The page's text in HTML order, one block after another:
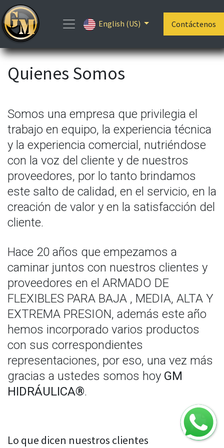
English (US) Contáctenos
Quienes Somos
Somos una empresa que privilegia el
trabajo en equipo, la experiencia técnica
y la experiencia comercial, nutriéndose
con la voz del cliente y de nuestros
proveedores, por lo tanto brindamos
este salto de calidad, en el servicio, en la
creación de valor y en la satisfacción del
cliente.
Hace 20 años que empezamos a
caminar juntos con nuestros clientes y
proveedores en el ARMADO DE
FLEXIBLES PARA BAJA , MEDIA, ALTA Y
EXTREMA PRESION, además este año
hemos incorporado varios productos
con sus correspondientes
representaciones, por eso, una vez más
gracias a ustedes somos hoy GM
HIDRÁULICA®.
Lo que dicen nuestros clientes